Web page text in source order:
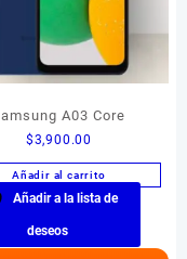
A03 Core
$3,900.00
Añadir al carrito
Añadir a la lista de
deseos